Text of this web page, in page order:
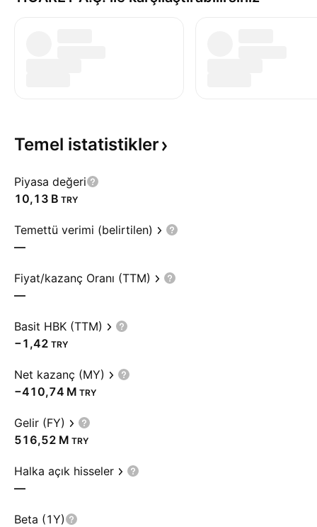
Temel istatistikler
Piyasa değeri
‪10,13 B‬ TRY
Temettü verimi (belirtilen)
—
Fiyat/kazanç Oranı (TTM)
—
Basit HBK (TTM)
−1,42 TRY
Net kazanç (MY)
‪−410,74 M‬ TRY
Gelir (FY)
‪516,52 M‬ TRY
Halka açık hisseler
—
Beta (1Y)